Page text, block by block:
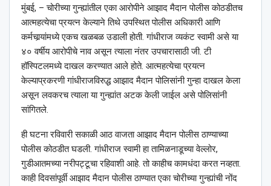
मुंबई, – चोरीच्या गुन्ह्यांतील एका आरोपीने आझाद मैदान पोलीस कोठडीतच
आत्महत्येचा प्रयत्न केल्याने तिथे उपस्थित पोलीस अधिकारी आणि
कर्मचार्‍यांमध्ये एकच खळबळ उडाली होती. गांधीराज व्यकंट स्वामी असे या
४० वर्षीय आरोपीचे नाव असून त्याला नंतर उपचारासाठी जी. टी
हॉस्पिटलमध्ये दाखल करण्यात आले होते. आत्महत्येचा प्रयत्न
केल्याप्रकरणी गांधीराजविरुद्ध आझाद मैदान पोलिसांनी गुन्हा दाखल केला
असून लवकरच त्याला या गुन्ह्यांत अटक केली जाईल असे पोलिसांनी
सांगितले.
ही घटना रविवारी सकाळी आठ वाजता आझाद मैदान पोलीस ठाण्याच्या
पोलीस कोठडीत घडली. गांधीराज स्वामी हा तामिळनाडूच्या वेल्लोर,
गुडीआतमच्या नरीपट्टूचा रहिवाशी आहे. तो काहीच कामधंदा करत नव्हता.
काही दिवसांपूर्वी आझाद मैदान पोलीस ठाण्यात एका चोरीच्या गुन्ह्यांची नोंद